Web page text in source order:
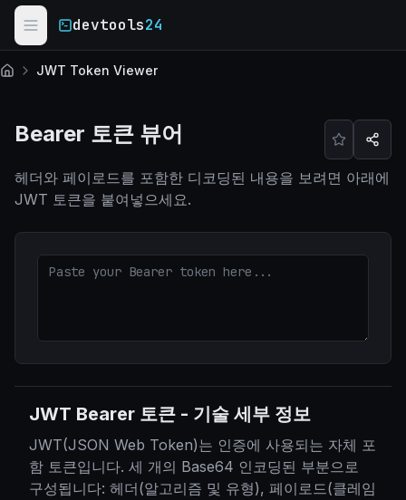
Skip to main content
devtools24
홈 JWT Token Viewer
Bearer 토큰 뷰어
헤더와 페이로드를 포함한 디코딩된 내용을 보려면 아래에
JWT 토큰을 붙여넣으세요.
JWT Bearer 토큰 - 기술 세부 정보
JWT(JSON Web Token)는 인증에 사용되는 자체 포
함 토큰입니다. 세 개의 Base64 인코딩된 부분으로
구성됩니다: 헤더(알고리즘 및 유형), 페이로드(클레임